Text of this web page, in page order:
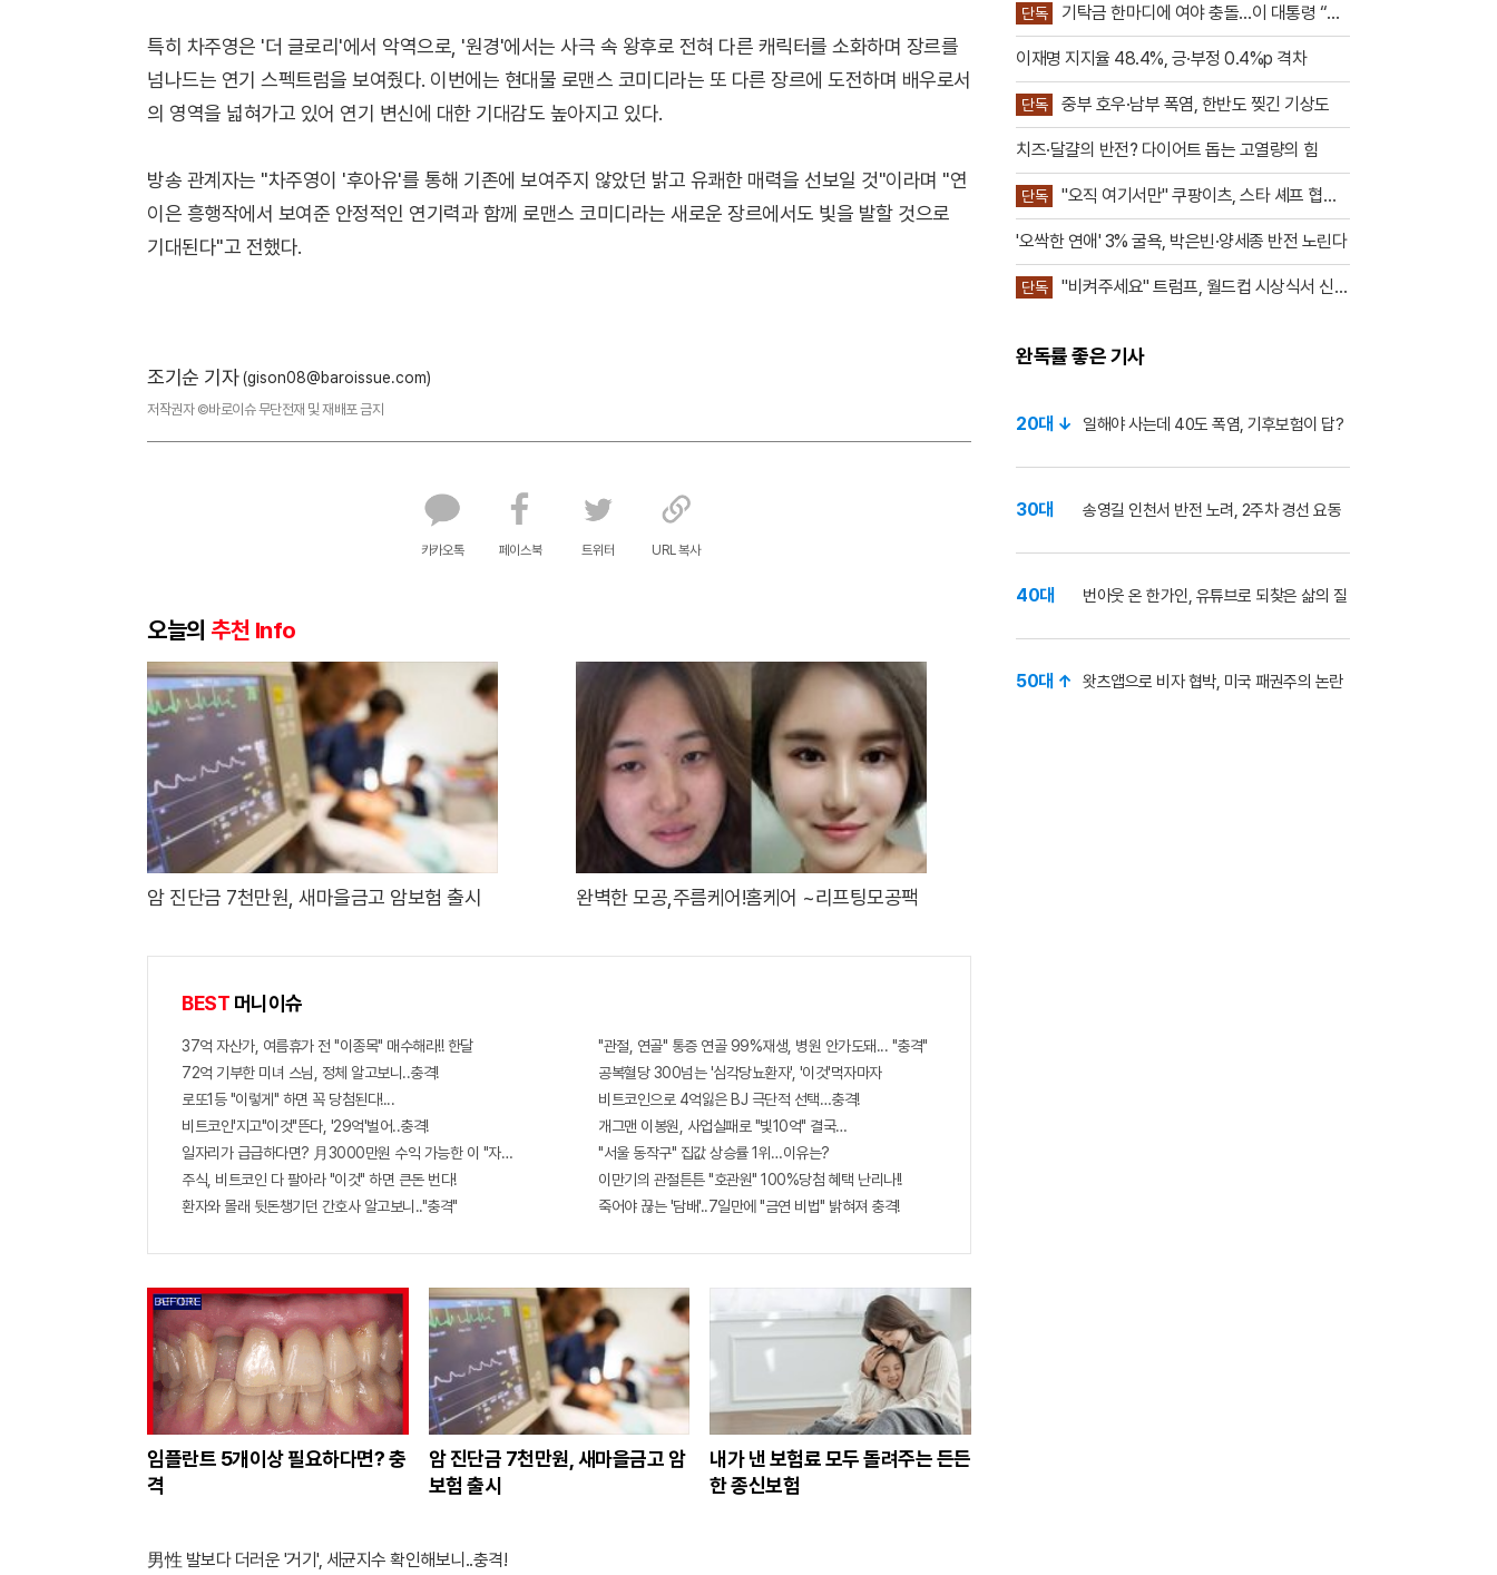
특히 차주영은 '더 글로리'에서 악역으로, '원경'에서는 사극 속 왕후로 전혀 다른 캐릭터를 소화하며 장르를
넘나드는 연기 스펙트럼을 보여줬다. 이번에는 현대물 로맨스 코미디라는 또 다른 장르에 도전하며 배우로서
의 영역을 넓혀가고 있어 연기 변신에 대한 기대감도 높아지고 있다.
방송 관계자는 "차주영이 '후아유'를 통해 기존에 보여주지 않았던 밝고 유쾌한 매력을 선보일 것"이라며 "연
이은 흥행작에서 보여준 안정적인 연기력과 함께 로맨스 코미디라는 새로운 장르에서도 빛을 발할 것으로
기대된다"고 전했다.
조기순 기자 (gison08@baroissue.com)
저작권자 ©바로이슈 무단전재 및 재배포 금지
카카오톡 페이스북 트위터 URL 복사
오늘의 추천 Info
암 진단금 7천만원, 새마을금고 암보험 출시 완벽한 모공,주름케어!홈케어 ~리프팅모공팩
BEST 머니이슈
37억 자산가, 여름휴가 전 "이종목" 매수해라!! 한달
72억 기부한 미녀 스님, 정체 알고보니..충격!
로또1등 "이렇게" 하면 꼭 당첨된다!...
비트코인'지고"이것"뜬다, '29억'벌어..충격!
일자리가 급급하다면? 月3000만원 수익 가능한 이 "자격증" 주목받고 있어..
주식, 비트코인 다 팔아라 "이것" 하면 큰돈 번다!
환자와 몰래 뒷돈챙기던 간호사 알고보니.."충격"
"관절, 연골" 통증 연골 99%재생, 병원 안가도돼... "충격"
공복혈당 300넘는 '심각당뇨환자', '이것'먹자마자
비트코인으로 4억잃은 BJ 극단적 선택…충격!
개그맨 이봉원, 사업실패로 "빛10억" 결국…
"서울 동작구" 집값 상승률 1위…이유는?
이만기의 관절튼튼 "호관원" 100%당첨 혜택 난리나!!
죽어야 끊는 '담배'..7일만에 "금연 비법" 밝혀져 충격!
임플란트 5개이상 필요하다면? 충
격
암 진단금 7천만원, 새마을금고 암
보험 출시
내가 낸 보험료 모두 돌려주는 든든
한 종신보험
男性 발보다 더러운 '거기', 세균지수 확인해보니..충격!
미국 뉴욕 뉴저지 스타디움에서 열린 2
026 북중미 월드컵 결승에서 아르헨티
나를 1대0으로 꺾었다. 연장 후반 터진
페란 토레스의 결승골이 승부를 갈랐
다. 이로써 스페인
단독
기탁금 한마디에 여야 충돌…이 대통령 “당
원 의견은 정당 활동”
이재명 지지율 48.4%, 긍·부정 0.4%p 격차
단독 중부 호우·남부 폭염, 한반도 찢긴 기상도
치즈·달걀의 반전? 다이어트 돕는 고열량의 힘
단독
"오직 여기서만" 쿠팡이츠, 스타 셰프 협업
공세
'오싹한 연애' 3% 굴욕, 박은빈·양세종 반전 노린다
단독
"비켜주세요" 트럼프, 월드컵 시상식서 신스
완독률 좋은 기사
20대 ↓ 일해야 사는데 40도 폭염, 기후보험이 답?
30대 송영길 인천서 반전 노려, 2주차 경선 요동
40대 번아웃 온 한가인, 유튜브로 되찾은 삶의 질
50대 ↑ 왓츠앱으로 비자 협박, 미국 패권주의 논란